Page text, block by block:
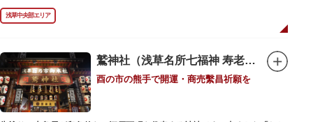
川沿いにある「隅田公園オープンカフェ」は、店舗の一部を屋外にした開放
的なカフェ・レストラン。綺麗な景色を眺めながら、コーヒー片手にのんび
りと過ごしても良いですね。また、クジラの滑り台が目印の「遊具広場」は
身体を動かせます。
隅田川橋梁に設置された全長約160mの「すみだリバーウォーク」は、東京
スカイツリーまでの最短距離ルートのひとつ。歩道橋の途中にあるガラス床
から隅田川を見下ろしたり、すぐ横を走る電車の迫力を楽しんだり、隅田川
散策にいかがでしょうか。
浅草中央部エリア
鷲神社（浅草名所七福神 寿老人）
酉の市の熊手で開運・商売繫昌祈願を